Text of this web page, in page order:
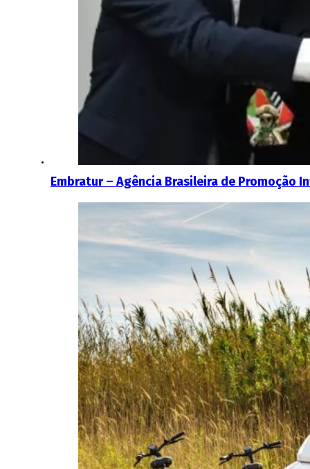
Embratur – Agência Brasileira de Promoção